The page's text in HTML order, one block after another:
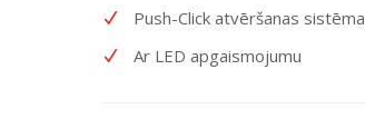
Push-Click atvēršanas sistēma
Ar LED apgaismojumu